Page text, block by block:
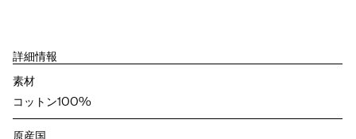
詳細情報
素材
コットン100%
原産国